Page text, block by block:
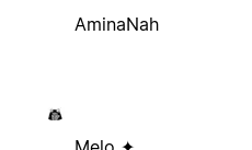
AminaNah